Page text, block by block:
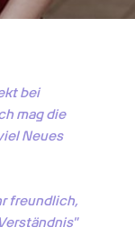
bei
mag die
Neues
freundlich,